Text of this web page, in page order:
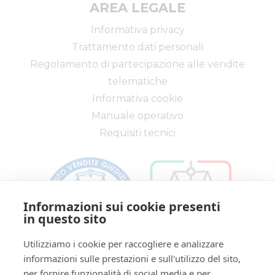
Via Saragat, 19 - Reggio Emilia 42124 - RE
AREA LEGALE
Informativa privacy
Trattamento dati personali
Regolamento di partecipazione alle vendite
telematiche
Informativa cookie
Manuale operativo
Requisiti tecnici
Informazioni sui cookie presenti
in questo sito
Utilizziamo i cookie per raccogliere e analizzare
informazioni sulle prestazioni e sull'utilizzo del sito,